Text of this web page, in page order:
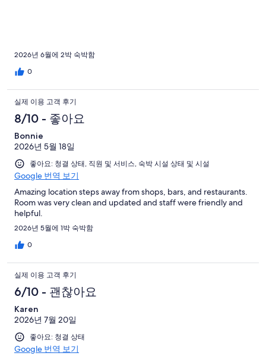
2026년 6월에 2박 숙박함
0
실제 이용 고객 후기
8/10 - 좋아요
Bonnie
2026년 5월 18일
좋아요: 청결 상태, 직원 및 서비스, 숙박 시설 상태 및 시설
Google 번역 보기
Amazing location steps away from shops, bars, and restaurants.
Room was very clean and updated and staff were friendly and
helpful.
2026년 5월에 1박 숙박함
0
실제 이용 고객 후기
6/10 - 괜찮아요
Karen
2026년 7월 20일
좋아요: 청결 상태
Google 번역 보기